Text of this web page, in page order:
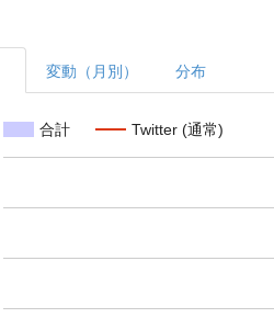
変動（月別） 分布
合計 Twitter (通常)